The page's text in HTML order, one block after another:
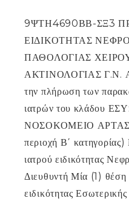
9ΨΤΗ4690ΒΒ-ΣΞ3
ΕΙΔΙΚΟΤΗΤΑΣ
ΠΑΘΟΛΟΓΙΑΣ
ΑΚΤΙΝΟΛΟΓΙΑΣ Γ.Ν.
την πλήρωση των
ιατρών του κλάδου
ΝΟΣΟΚΟΜΕΙΟ ΑΡΤΑΣ
περιοχή Β΄
ιατρού ειδικότητας
Διευθυντή Μία (1) θέση
ειδικότητας